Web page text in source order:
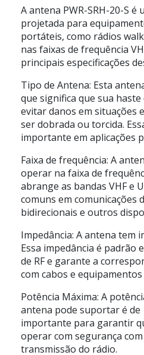
A antena PWR-SRH-20-S
projetada para
portáteis, como rádios
nas faixas de frequência
principais especificações
Tipo de Antena: Esta
que significa que sua
evitar danos em situações
ser dobrada ou torcida.
importante em aplicações
Faixa de frequência: A
operar na faixa de
abrange as bandas VHF e
comuns em comunicações
bidirecionais e outros
Impedância: A antena tem
Essa impedância é padrão
de RF e garante a
com cabos e
Potência Máxima: A
antena pode suportar é de
importante para garantir
operar com segurança
transmissão do rádio.